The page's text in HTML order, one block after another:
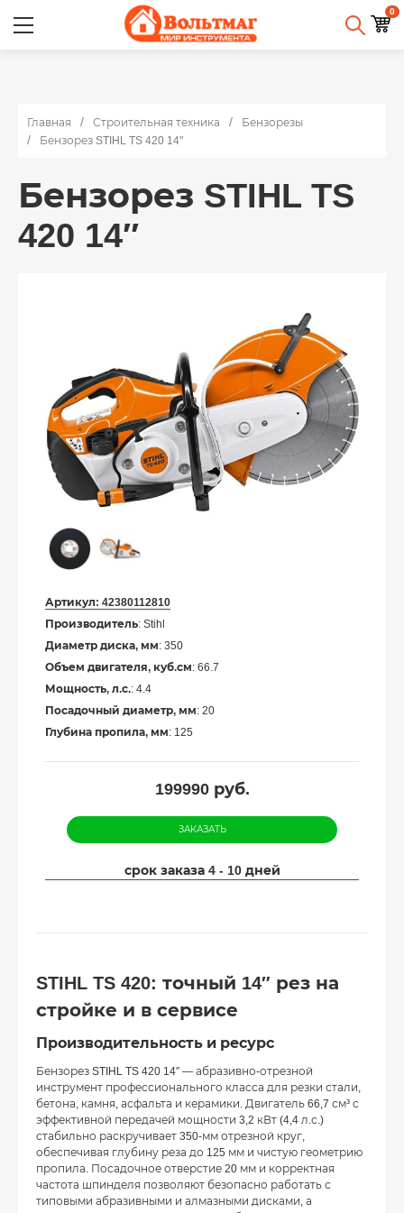
0
Главная Строительная техника
Бензорезы
Бензорез STIHL TS 420 14"
Бензорез STIHL TS
420 14″
Артикул: 42380112810
Производитель: Stihl
Диаметр диска, мм: 350
Объем двигателя, куб.см: 66.7
Мощность, л.с.: 4.4
Посадочный диаметр, мм: 20
Глубина пропила, мм: 125
199990руб.
ЗАКАЗАТЬ
срок заказа 4 - 10 дней
STIHL TS 420: точный 14″ рез на
стройке и в сервисе
Производительность и ресурс
Бензорез STIHL TS 420 14″ — абразивно-отрезной
инструмент профессионального класса для резки стали,
бетона, камня, асфальта и керамики. Двигатель 66,7 см³ с
эффективной передачей мощности 3,2 кВт (4,4 л.с.)
стабильно раскручивает 350-мм отрезной круг,
обеспечивая глубину реза до 125 мм и чистую геометрию
пропила. Посадочное отверстие 20 мм и корректная
частота шпинделя позволяют безопасно работать с
типовыми абразивными и алмазными дисками, а